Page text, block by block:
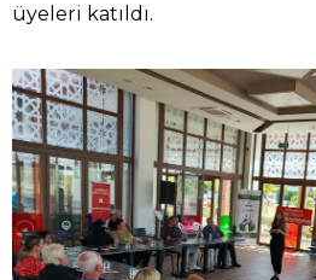
üyeleri katıldı.